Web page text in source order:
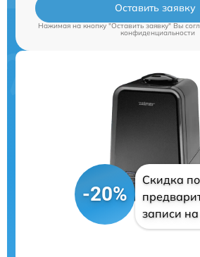
Оставить заявку
Нажимая на кнопку "Оставить заявку" Вы
конфиденциальности
-20%
Скидка по
записи на